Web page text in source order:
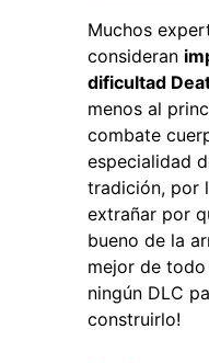
Muchos
consideran
dificultad
menos al
combate
especialidad
tradición, por
extrañar por
bueno de la
mejor de
ningún DLC
construirlo!